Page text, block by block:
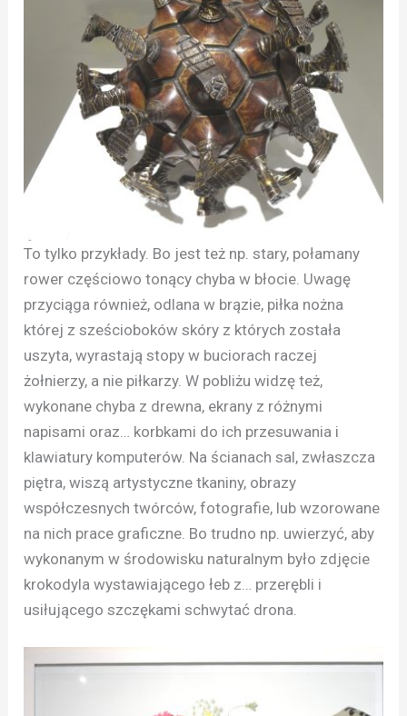
To tylko przykłady. Bo jest też np. stary, połamany
rower częściowo tonący chyba w błocie. Uwagę
przyciąga również, odlana w brązie, piłka nożna
której z sześcioboków skóry z których została
uszyta, wyrastają stopy w buciorach raczej
żołnierzy, a nie piłkarzy. W pobliżu widzę też,
wykonane chyba z drewna, ekrany z różnymi
napisami oraz… korbkami do ich przesuwania i
klawiatury komputerów. Na ścianach sal, zwłaszcza
piętra, wiszą artystyczne tkaniny, obrazy
współczesnych twórców, fotografie, lub wzorowane
na nich prace graficzne. Bo trudno np. uwierzyć, aby
wykonanym w środowisku naturalnym było zdjęcie
krokodyla wystawiającego łeb z… przerębli i
usiłującego szczękami schwytać drona.